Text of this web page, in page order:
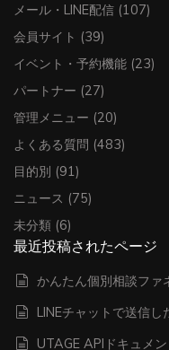
メール・LINE配信 (107)
会員サイト (39)
イベント・予約機能 (23)
パートナー (27)
管理メニュー (20)
よくある質問 (483)
目的別 (91)
ニュース (75)
未分類 (6)
最近投稿されたページ
かんたん個別相談ファ
LINEチャットで送信
UTAGE APIドキュメ